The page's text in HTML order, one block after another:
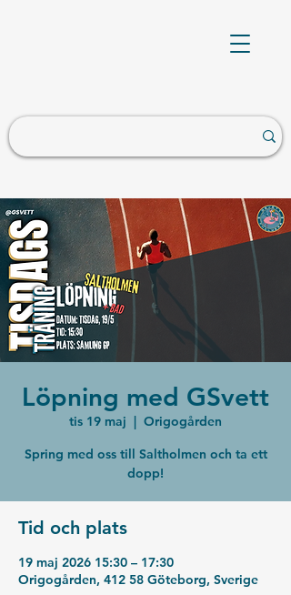
Löpning med GSvett
tis 19 maj
  |
Origogården
Spring med oss till Saltholmen och ta ett
dopp!
Tid och plats
19 maj 2026 15:30 – 17:30
Origogården, 412 58 Göteborg, Sverige